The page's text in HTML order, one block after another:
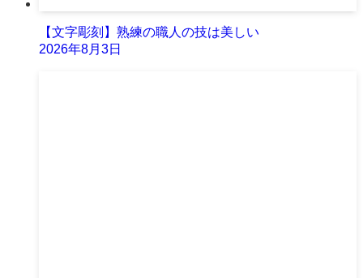
【文字彫刻】熟練の職人の技は美しい
2026年8月3日